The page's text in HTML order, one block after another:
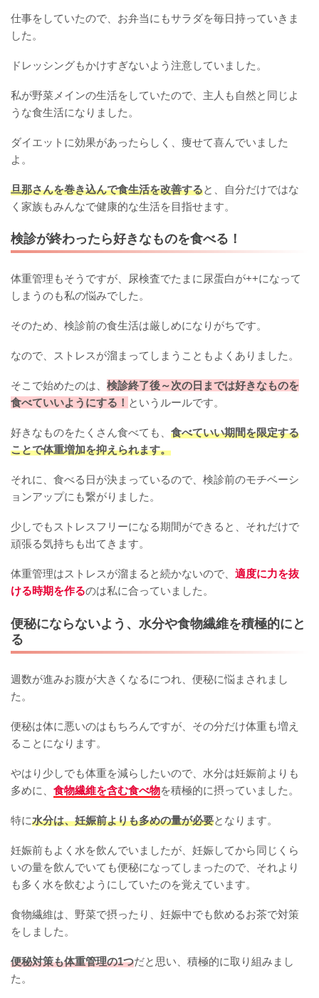
仕事をしていたので、お弁当にもサラダを毎日持っていきま
した。
ドレッシングもかけすぎないよう注意していました。
私が野菜メインの生活をしていたので、主人も自然と同じよ
うな食生活になりました。
ダイエットに効果があったらしく、痩せて喜んでいました
よ。
旦那さんを巻き込んで食生活を改善すると、自分だけではな
く家族もみんなで健康的な生活を目指せます。
検診が終わったら好きなものを食べる！
体重管理もそうですが、尿検査でたまに尿蛋白が++になって
しまうのも私の悩みでした。
そのため、検診前の食生活は厳しめになりがちです。
なので、ストレスが溜まってしまうこともよくありました。
そこで始めたのは、 検診終了後～次の日までは好きなものを
食べていいようにする！ というルールです。
好きなものをたくさん食べても、 食べていい期間を限定する
ことで体重増加を抑えられます。
それに、食べる日が決まっているので、検診前のモチベーシ
ョンアップにも繋がりました。
少しでもストレスフリーになる期間ができると、それだけで
頑張る気持ちも出てきます。
体重管理はストレスが溜まると続かないので、 適度に力を抜
ける時期を作るのは私に合っていました。
便秘にならないよう、水分や食物繊維を積極的にと
る
週数が進みお腹が大きくなるにつれ、便秘に悩まされまし
た。
便秘は体に悪いのはもちろんですが、その分だけ体重も増え
ることになります。
やはり少しでも体重を減らしたいので、水分は妊娠前よりも
多めに、 食物繊維を含む食べ物を積極的に摂っていました。
特に水分は、妊娠前よりも多めの量が必要となります。
妊娠前もよく水を飲んでいましたが、妊娠してから同じくら
いの量を飲んでいても便秘になってしまったので、それより
も多く水を飲むようにしていたのを覚えています。
食物繊維は、野菜で摂ったり、妊娠中でも飲めるお茶で対策
をしました。
便秘対策も体重管理の1つだと思い、積極的に取り組みまし
た。